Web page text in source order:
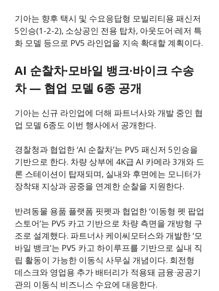
기아는 향후 택시 및 수요응답형 모빌리티용 패신저
5인승(1-2-2), 소상공인 전용 탑차, 아웃도어·레저 특
화 모델 등으로 PV5 라인업을 지속 확대할 계획이다.
AI 순찰차·모바일 뱅크·바이크 수송
차 — 협업 모델 6종 공개
기아는 신규 라인업에 더해 파트너사와 개발 중인 협
업 모델 6종도 이번 행사에서 공개한다.
경찰청과 협업한 ‘AI 순찰차’는 PV5 패신저 5인승을
기반으로 한다. 차량 상부에 4K급 AI 카메라 3개와 드
론 스테이션이 탑재되며, 실내와 후면에는 모니터가
장착돼 지상과 공중을 연계한 순찰을 지원한다.
반려동물 용품 플랫폼 핏펫과 협업한 ‘이동형 펫 팝업
스토어’는 PV5 카고 기반으로 차량 측면을 개방형 구
조로 설계했다. 파트너사 케이씨모터스와 개발한 ‘모
바일 뱅크’는 PV5 카고 하이루프를 기반으로 실내 직
립 활동이 가능한 이동식 사무실 개념이다. 회전형
데스크와 영업용 추가 배터리가 적용돼 금융·공공기
관의 이동식 비즈니스 수요에 대응한다.